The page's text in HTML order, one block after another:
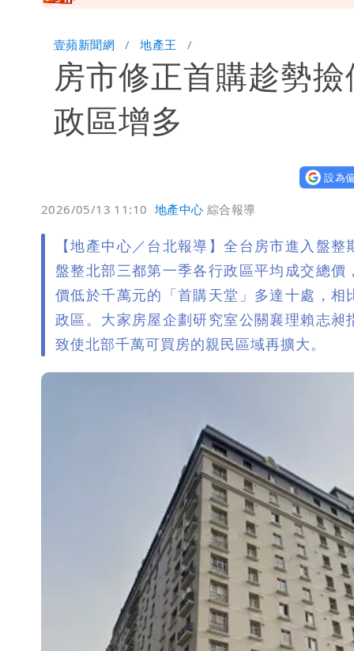
白海豚颱風逼近！鄭明典示警「恐遇
壹蘋新聞網 地產王
房市修正首購趁勢
政區增多
設為偏
2026/05/13 11:10 地產中心 綜合報導
【地產中心／台北報導】全台房市進入盤
盤整北部三都第一季各行政區平均成交總
價低於千萬元的「首購天堂」多達十處，
政區。大家房屋企劃研究室公關襄理賴志
致使北部千萬可買房的親民區域再擴大。